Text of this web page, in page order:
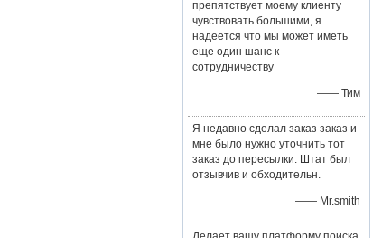
препятствует моему клиенту
чувствовать большими, я
надеется что мы может иметь
еще один шанс к
сотрудничеству
—— Тим
Я недавно сделал заказ заказ и
мне было нужно уточнить тот
заказ до пересылки. Штат был
отзывчив и обходительн.
—— Mr.smith